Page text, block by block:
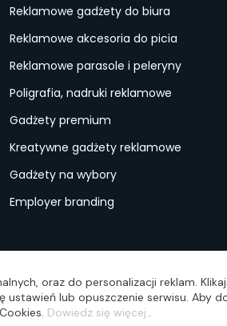
Reklamowe gadżety do biura
Reklamowe akcesoria do picia
Reklamowe parasole i peleryny
Poligrafia, nadruki reklamowe
Gadżety premium
Kreatywne gadżety reklamowe
Gadżety na wybory
Employer branding
oraz do personalizacji reklam.
lub opuszczenie serwisu. Aby
Dowiedz się więcej..